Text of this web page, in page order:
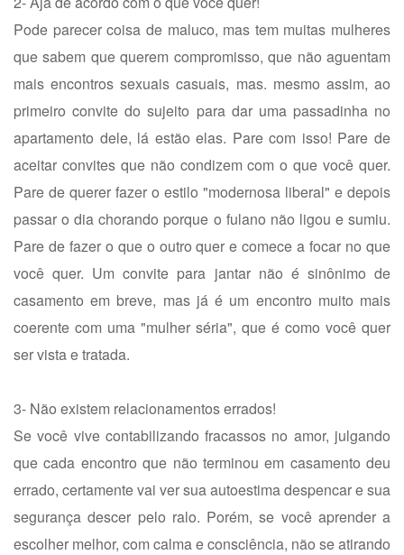
Pode parecer coisa de maluco, mas tem muitas mulheres
que sabem que querem compromisso, que não aguentam
mais encontros sexuais casuais, mas. mesmo assim, ao
primeiro convite do sujeito para dar uma passadinha no
apartamento dele, lá estão elas. Pare com isso! Pare de
aceitar convites que não condizem com o que você quer.
Pare de querer fazer o estilo "modernosa liberal" e depois
passar o dia chorando porque o fulano não ligou e sumiu.
Pare de fazer o que o outro quer e comece a focar no que
você quer. Um convite para jantar não é sinônimo de
casamento em breve, mas já é um encontro muito mais
coerente com uma "mulher séria", que é como você quer
ser vista e tratada.
3- Não existem relacionamentos errados!
Se você vive contabilizando fracassos no amor, julgando
que cada encontro que não terminou em casamento deu
errado, certamente vai ver sua autoestima despencar e sua
segurança descer pelo ralo. Porém, se você aprender a
escolher melhor, com calma e consciência, não se atirando